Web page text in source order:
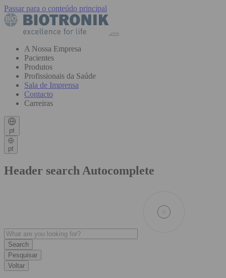
Passar para o conteúdo principal
A Nossa Empresa
Pacientes
Produtos
Profissionais da Saúde
Sala de Imprensa
Contacto
Carreiras
pt
pt
Header search Autocomplete
Pesquisar
Voltar